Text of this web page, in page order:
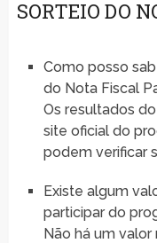
SORTEIO DO
Como posso
do Nota Fiscal
Os resultados
site oficial do
podem verificar
Existe algum
participar do
Não há um